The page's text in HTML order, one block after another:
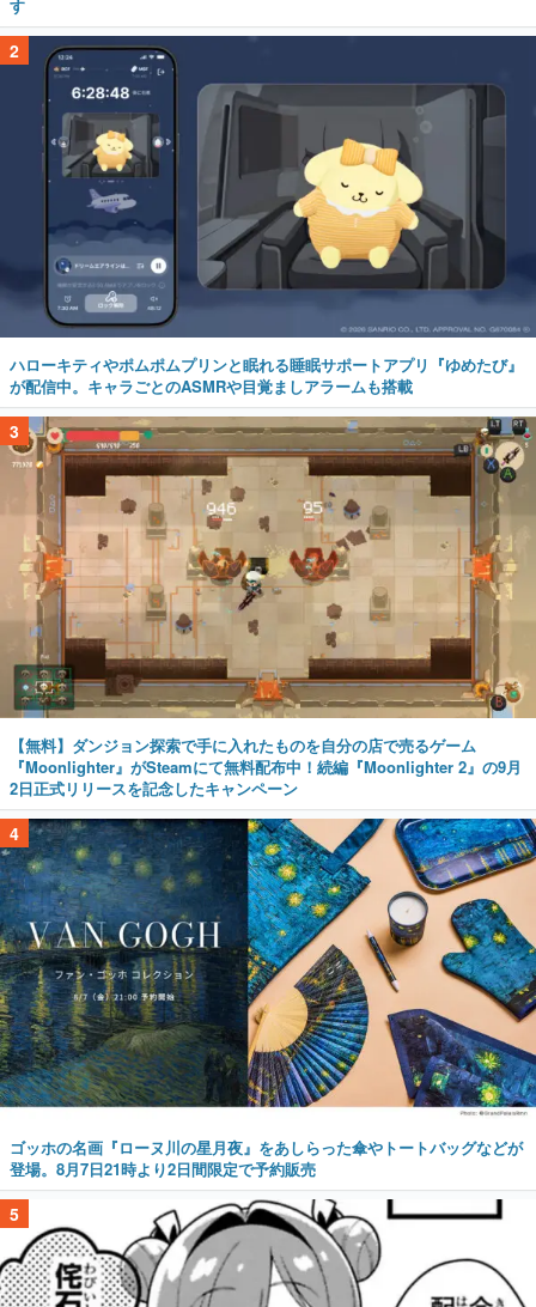
す
2
ハローキティやポムポムプリンと眠れる睡眠サポートアプリ『ゆめたび』
が配信中。キャラごとのASMRや目覚ましアラームも搭載
3
【無料】ダンジョン探索で手に入れたものを自分の店で売るゲーム
『Moonlighter』がSteamにて無料配布中！続編『Moonlighter 2』の9月
2日正式リリースを記念したキャンペーン
4
ゴッホの名画『ローヌ川の星月夜』をあしらった傘やトートバッグなどが
登場。8月7日21時より2日間限定で予約販売
5